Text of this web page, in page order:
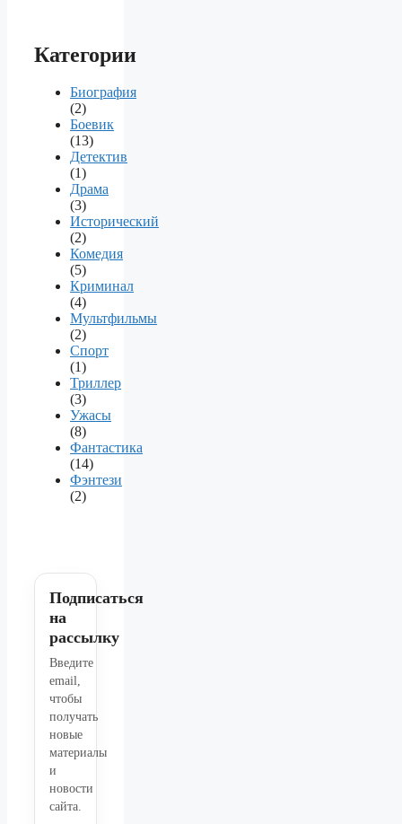
Категории
Биография
(2)
Боевик
(13)
Детектив
(1)
Драма
(3)
Исторический
(2)
Комедия
(5)
Криминал
(4)
Мультфильмы
(2)
Спорт
(1)
Триллер
(3)
Ужасы
(8)
Фантастика
(14)
Фэнтези
(2)
Подписаться
на
рассылку
Введите
email,
чтобы
получать
новые
материалы
и
новости
сайта.